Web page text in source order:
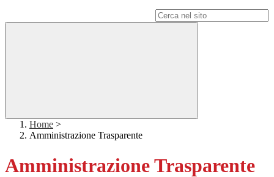
Home >
Amministrazione Trasparente
Amministrazione Trasparente